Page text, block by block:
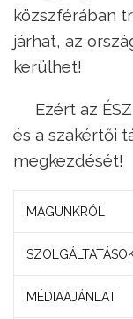
közszférában
járhat, az
kerülhet!
Ezért az
és a szakértői
megkezdését!
MAGUNKRÓL
MÉDIAAJÁNLAT